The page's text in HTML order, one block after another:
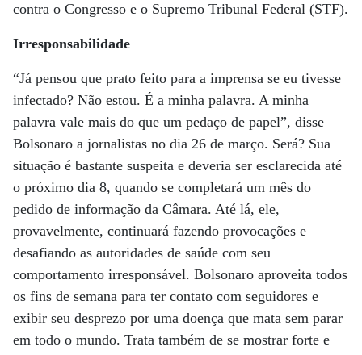
contra o Congresso e o Supremo Tribunal Federal (STF).
Irresponsabilidade
“Já pensou que prato feito para a imprensa se eu tivesse
infectado? Não estou. É a minha palavra. A minha
palavra vale mais do que um pedaço de papel”, disse
Bolsonaro a jornalistas no dia 26 de março. Será? Sua
situação é bastante suspeita e deveria ser esclarecida até
o próximo dia 8, quando se completará um mês do
pedido de informação da Câmara. Até lá, ele,
provavelmente, continuará fazendo provocações e
desafiando as autoridades de saúde com seu
comportamento irresponsável. Bolsonaro aproveita todos
os fins de semana para ter contato com seguidores e
exibir seu desprezo por uma doença que mata sem parar
em todo o mundo. Trata também de se mostrar forte e